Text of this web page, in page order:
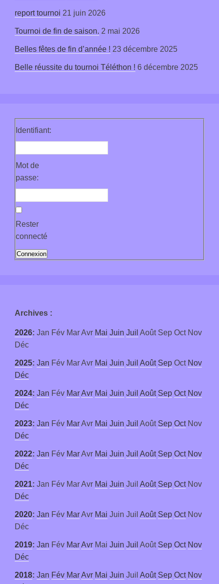
report tournoi 21 juin 2026
Tournoi de fin de saison. 2 mai 2026
Belles fêtes de fin d’année ! 23 décembre 2025
Belle réussite du tournoi Téléthon ! 6 décembre 2025
Identifiant:
Mot de
passe:
Rester
connecté
Connexion
Archives :
2026: Jan Fév MarAvr Mai Juin Juil Août Sep Oct Nov
Déc
2025: Jan Fév MarAvr Mai Juin Juil Août Sep Oct Nov
Déc
2024: Jan Fév MarAvr Mai Juin Juil Août Sep Oct Nov
Déc
2023: Jan Fév MarAvr Mai Juin Juil Août Sep Oct Nov
Déc
2022: Jan Fév MarAvr Mai Juin Juil Août Sep Oct Nov
Déc
2021: Jan Fév MarAvr Mai Juin Juil Août Sep Oct Nov
Déc
2020: Jan Fév MarAvr Mai Juin Juil Août Sep Oct Nov
Déc
2019: Jan Fév MarAvr Mai Juin Juil Août Sep Oct Nov
Déc
2018: Jan Fév MarAvr Mai Juin Juil Août Sep Oct Nov